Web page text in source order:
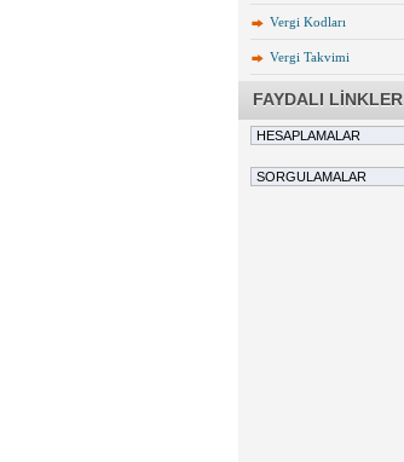
Vergi Kodları
Vergi Takvimi
FAYDALI LİNKLER